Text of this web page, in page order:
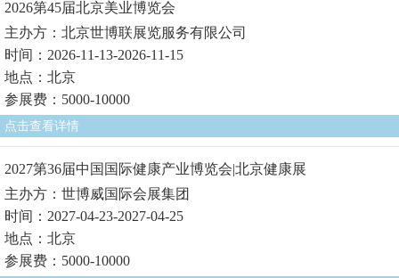
2026第45届北京美业博览会
主办方：北京世博联展览服务有限公司
时间：2026-11-13-2026-11-15
地点：北京
参展费：5000-10000
点击查看详情
2027第36届中国国际健康产业博览会|北京健康展
主办方：世博威国际会展集团
时间：2027-04-23-2027-04-25
地点：北京
参展费：5000-10000